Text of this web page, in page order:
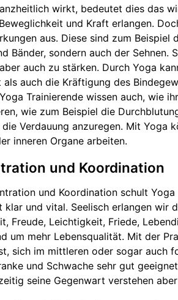
wirkt, bedeutet dies das
und Kraft erlangen.
aus. Diese sind zum
Bänder, sondern auch der Sehnen.
auch zu stärken. Durch Yoga
auch die Kräftigung des
Trainierende wissen auch, wie
wie zum Beispiel die
Verdauung anzuregen. Mit Yoga
inneren Organe arbeiten.
und Koordination
und Koordination schult
klar und vital. Seelisch erlangen wir
Freude, Leichtigkeit, Friede,
um mehr Lebensqualität. Mit der
sich im mittleren oder sogar auch
und Schwache sehr gut
seine Gegenwart verstehen